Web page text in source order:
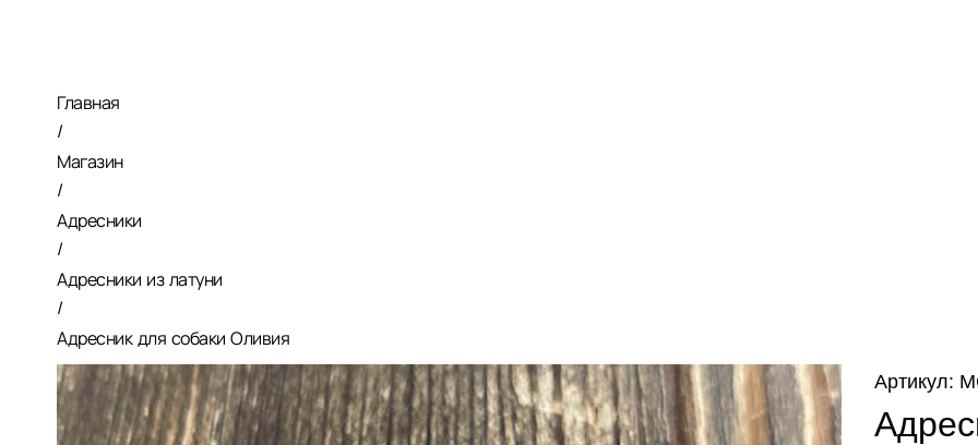
Главная
/
Магазин
/
Адресники
/
Адресники из латуни
/
Адресник для собаки Оливия
Артикул: